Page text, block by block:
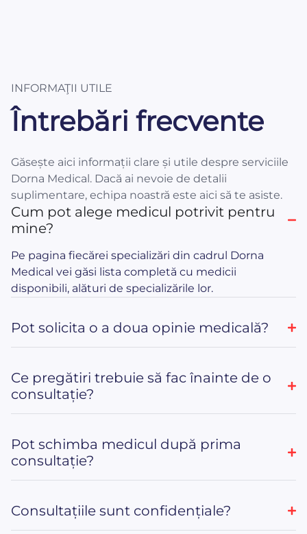
INFORMAŢII UTILE
Întrebări frecvente
Găsește aici informații clare și utile despre serviciile
Dorna Medical. Dacă ai nevoie de detalii
suplimentare, echipa noastră este aici să te asiste.
Cum pot alege medicul potrivit pentru
mine?
Pe pagina fiecărei specializări din cadrul Dorna
Medical vei găsi lista completă cu medicii
disponibili, alături de specializările lor.
Pot solicita o a doua opinie medicală?
Ce pregătiri trebuie să fac înainte de o
consultație?
Pot schimba medicul după prima
consultație?
Consultațiile sunt confidențiale?